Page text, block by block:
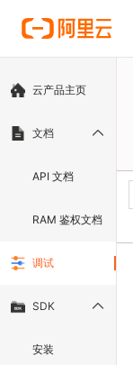
云产品主页
文档
API 文档
RAM 鉴权文档
调试
SDK
安装